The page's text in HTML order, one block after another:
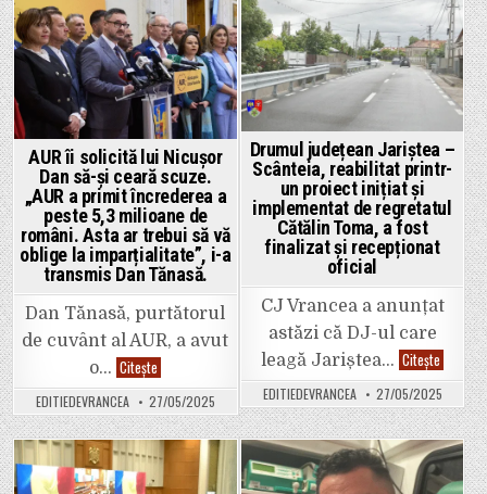
la
Fitionești
care
face
legătura
cu
Mănăstirea
Mușunoaiele.
Plus:
pentru
a
ajunge
la
Movilița
ruta
sigură
este
prin
Haret
și
Panciu.
închisă
total.
Actualizare:
S-
a
redeschis
circulația!
Posted
in
AUR îi solicită lui Nicușor
Dan să-și ceară scuze.
„AUR a primit încrederea a
peste 5,3 milioane de
români. Asta ar trebui să vă
oblige la imparțialitate”, i-a
transmis Dan Tănasă.
Dan Tănasă, purtătorul
de cuvânt al AUR, a avut
o… Citește
îi
solicită
lui
Nicușor
Dan
să-
și
ceară
EDITIEDEVRANCEA 27/05/2025
Posted
in
Drumul județean Jariștea –
Scânteia, reabilitat printr-
un proiect inițiat și
implementat de regretatul
Cătălin Toma, a fost
finalizat și recepționat
oficial
CJ Vrancea a anunțat
astăzi că DJ-ul care
leagă Jariștea… Citește Drumul
județean
Jariștea
–
printr-
un
proiect
inițiat
EDITIEDEVRANCEA 27/05/2025
Posted
Posted